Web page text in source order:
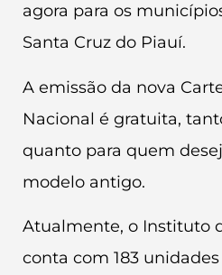
agora para os
Santa Cruz do Piauí.
A emissão da nova
Nacional é gratuita,
quanto para quem
modelo antigo.
Atualmente, o Instituto
conta com 183